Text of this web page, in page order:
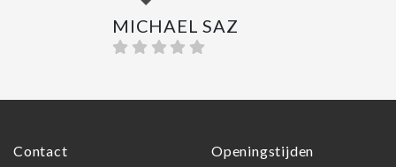
MICHAEL SAZ
Contact Openingstijden